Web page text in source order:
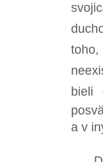
toho,
bieli
a v